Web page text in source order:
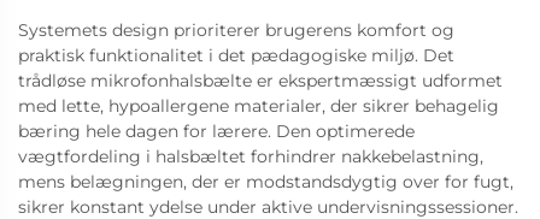
Systemets design prioriterer brugerens komfort og
praktisk funktionalitet i det pædagogiske miljø. Det
trådløse mikrofonhalsbælte er ekspertmæssigt udformet
med lette, hypoallergene materialer, der sikrer behagelig
bæring hele dagen for lærere. Den optimerede
vægtfordeling i halsbæltet forhindrer nakkebelastning,
mens belægningen, der er modstandsdygtig over for fugt,
sikrer konstant ydelse under aktive undervisningssessioner.